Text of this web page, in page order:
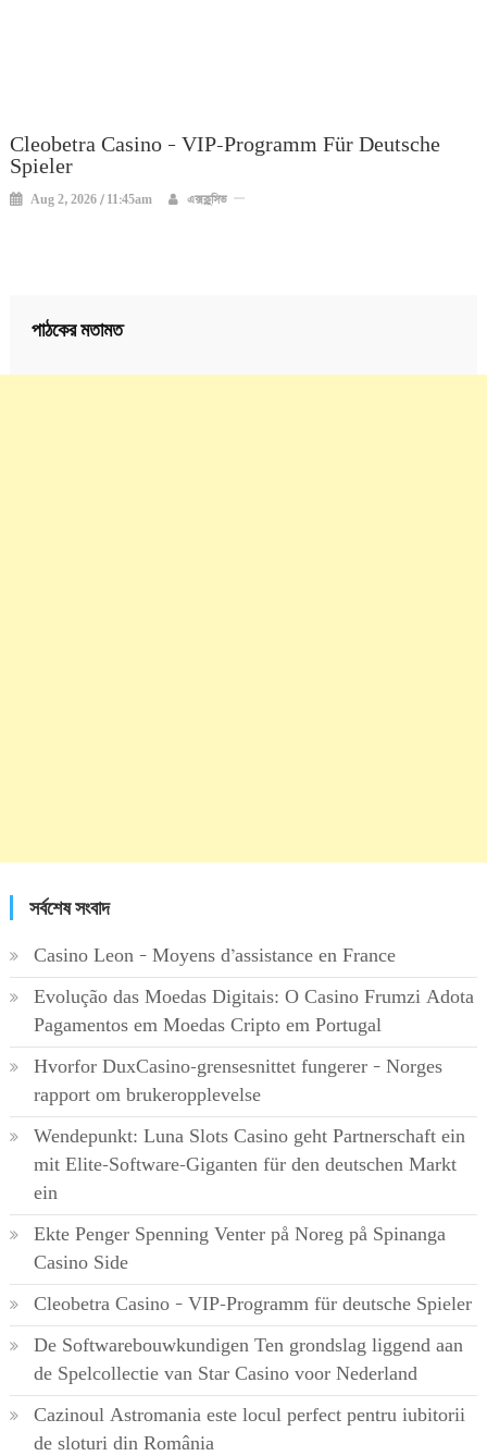
Cleobetra Casino – VIP-Programm Für Deutsche
Spieler
Aug 2, 2026 / 11:45am এক্সক্লুসিভ
পাঠকের মতামত
সর্বশেষ সংবাদ
Casino Leon – Moyens d’assistance en France
Evolução das Moedas Digitais: O Casino Frumzi Adota
Pagamentos em Moedas Cripto em Portugal
Hvorfor DuxCasino-grensesnittet fungerer – Norges
rapport om brukeropplevelse
Wendepunkt: Luna Slots Casino geht Partnerschaft ein
mit Elite-Software-Giganten für den deutschen Markt
ein
Ekte Penger Spenning Venter på Noreg på Spinanga
Casino Side
Cleobetra Casino – VIP-Programm für deutsche Spieler
De Softwarebouwkundigen Ten grondslag liggend aan
de Spelcollectie van Star Casino voor Nederland
Cazinoul Astromania este locul perfect pentru iubitorii
de sloturi din România